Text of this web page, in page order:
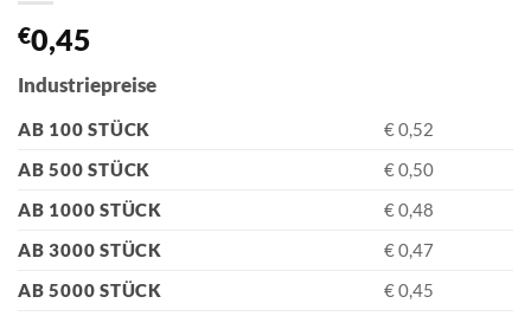
€0,45
Industriepreise
AB 100 STÜCK
€ 0,52
AB 500 STÜCK
€ 0,50
AB 1000 STÜCK
€ 0,48
AB 3000 STÜCK
€ 0,47
AB 5000 STÜCK
€ 0,45